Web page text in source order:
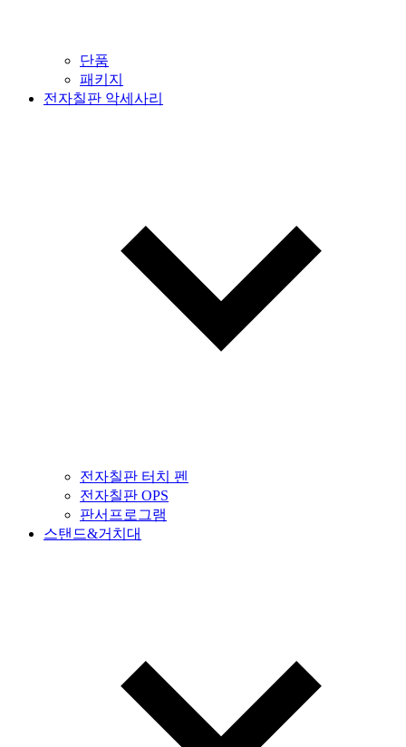
단품
패키지
전자칠판 악세사리
전자칠판 터치 펜
전자칠판 OPS
판서프로그램
스탠드&거치대